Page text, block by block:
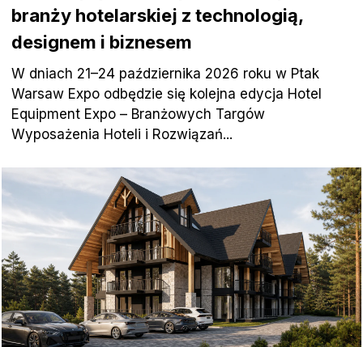
branży hotelarskiej z technologią,
designem i biznesem
W dniach 21–24 października 2026 roku w Ptak
Warsaw Expo odbędzie się kolejna edycja Hotel
Equipment Expo – Branżowych Targów
Wyposażenia Hoteli i Rozwiązań...